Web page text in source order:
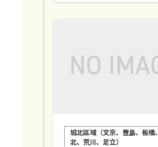
城北區域（文京、豐島、板橋、
北、荒川、足立）